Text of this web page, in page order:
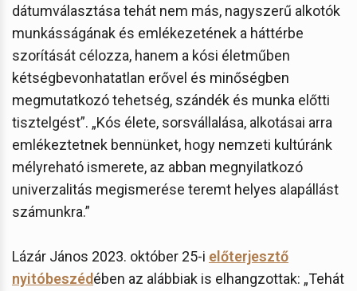
dátumválasztása tehát nem más, nagyszerű alkotók
munkásságának és emlékezetének a háttérbe
szorítását célozza, hanem a kósi életműben
kétségbevonhatatlan erővel és minőségben
megmutatkozó tehetség, szándék és munka előtti
tisztelgést”. „Kós élete, sorsvállalása, alkotásai arra
emlékeztetnek bennünket, hogy nemzeti kultúránk
mélyreható ismerete, az abban megnyilatkozó
univerzalitás megismerése teremt helyes alapállást
számunkra.”
Lázár János 2023. október 25-i előterjesztő
nyitóbeszédében az alábbiak is elhangzottak: „Tehát